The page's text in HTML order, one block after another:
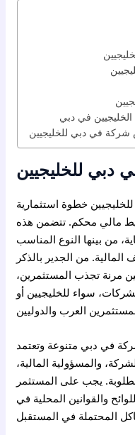
الخليجيين في دبي
شركة في دبي للخليجيين
للخليجيين
للخليجيين خطوة استثمارية
مالي محكم. تتضمن هذه
من بينها النوع المناسب
المالية. من الجدير بالذكر
مرنة تجذب المستثمرين،
سواء للخليجيين أو
في دبي متنوعة وتعتمد
والمسؤولية المالية،
يجب على المستثمر
والقوانين المحلية في